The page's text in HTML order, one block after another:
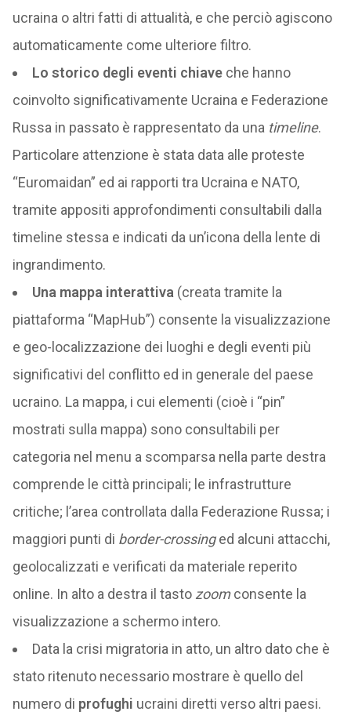
ucraina o altri fatti di attualità, e che perciò agiscono
automaticamente come ulteriore filtro.
Lo storico degli eventi chiaveche hanno
coinvolto significativamente Ucraina e Federazione
Russa in passato è rappresentato da una timeline.
Particolare attenzione è stata data alle proteste
“Euromaidan” ed ai rapporti tra Ucraina e NATO,
tramite appositi approfondimenti consultabili dalla
timeline stessa e indicati da un’icona della lente di
ingrandimento.
Una mappa interattiva(creata tramite la
piattaforma “MapHub”) consente la visualizzazione
e geo-localizzazione dei luoghi e degli eventi più
significativi del conflitto ed in generale del paese
ucraino. La mappa, i cui elementi (cioè i “pin”
mostrati sulla mappa) sono consultabili per
categoria nel menu a scomparsa nella parte destra
comprende le città principali; le infrastrutture
critiche; l’area controllata dalla Federazione Russa; i
maggiori punti di border-crossinged alcuni attacchi,
geolocalizzati e verificati da materiale reperito
online. In alto a destra il tasto zoomconsente la
visualizzazione a schermo intero.
Data la crisi migratoria in atto, un altro dato che è
stato ritenuto necessario mostrare è quello del
numero di profughi ucraini diretti verso altri paesi.